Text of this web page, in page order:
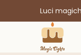
Luci